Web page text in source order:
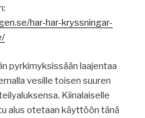
har-har-kryssningar-
pyrkimyksissään laajentaa
vesille toisen suuren
Kiinalaiselle
alus otetaan käyttöön tänä